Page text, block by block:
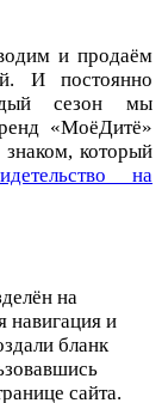
и продаём
И постоянно
сезон мы
«МоёДитё»
который
на
на
навигация и
бланк
сайта.